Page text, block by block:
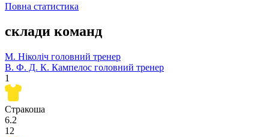
Повна статистика
склади команд
М. Ніколіч головний тренер
В. Ф. Д. К. Кампелос головний тренер
1
Стракоша
6.2
12